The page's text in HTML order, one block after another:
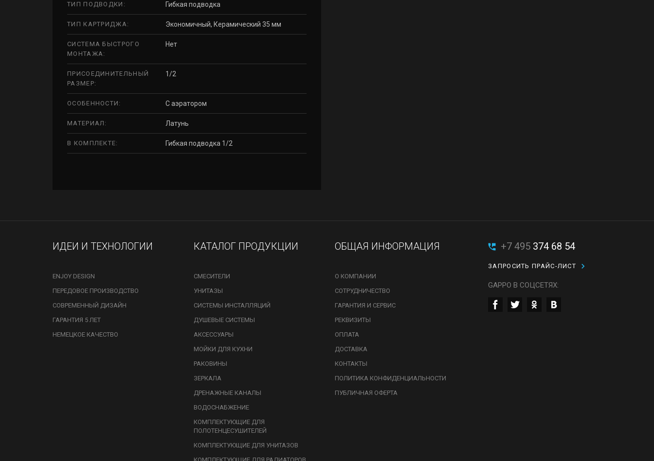
ТИП ПОДВОДКИ: Гибкая подводка
ТИП КАРТРИДЖА: Экономичный, Керамический 35 мм
СИСТЕМА БЫСТРОГО
МОНТАЖА:
Нет
ПРИСОЕДИНИТЕЛЬНЫЙ
РАЗМЕР:
1/2
ОСОБЕННОСТИ: С аэратором
МАТЕРИАЛ: Латунь
В КОМПЛЕКТЕ: Гибкая подводка 1/2
ИДЕИ И ТЕХНОЛОГИИ
ENJOY DESIGN
ПЕРЕДОВОЕ ПРОИЗВОДСТВО
СОВРЕМЕННЫЙ ДИЗАЙН
ГАРАНТИЯ 5 ЛЕТ
НЕМЕЦКОЕ КАЧЕСТВО
КАТАЛОГ ПРОДУКЦИИ
СМЕСИТЕЛИ
УНИТАЗЫ
СИСТЕМЫ ИНСТАЛЛЯЦИЙ
ДУШЕВЫЕ СИСТЕМЫ
АКСЕССУАРЫ
МОЙКИ ДЛЯ КУХНИ
РАКОВИНЫ
ЗЕРКАЛА
ДРЕНАЖНЫЕ КАНАЛЫ
ВОДОСНАБЖЕНИЕ
КОМПЛЕКТУЮЩИЕ ДЛЯ
ПОЛОТЕНЦЕСУШИТЕЛЕЙ
КОМПЛЕКТУЮЩИЕ ДЛЯ УНИТАЗОВ
ОБЩАЯ ИНФОРМАЦИЯ
О КОМПАНИИ
СОТРУДНИЧЕСТВО
ГАРАНТИЯ И СЕРВИС
РЕКВИЗИТЫ
ОПЛАТА
ДОСТАВКА
КОНТАКТЫ
ПОЛИТИКА КОНФИДЕНЦИАЛЬНОСТИ
ПУБЛИЧНАЯ ОФЕРТА
+7 495 374 68 54
ЗАПРОСИТЬ ПРАЙС-ЛИСТ
GAPPO В СОЦСЕТЯХ: